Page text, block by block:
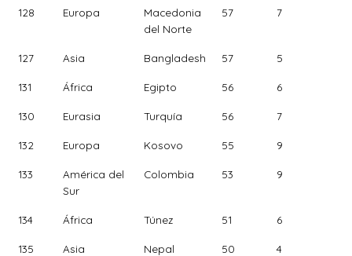
128 Europa
Macedonia
del Norte
57 7
127 Asia Bangladesh 57 5
131 África Egipto 56 6
130 Eurasia Turquía 56 7
132 Europa Kosovo 55 9
133
América del
Sur
Colombia 53 9
134 África Túnez 51 6
135 Asia Nepal 50 4